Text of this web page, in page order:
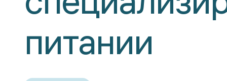
питании